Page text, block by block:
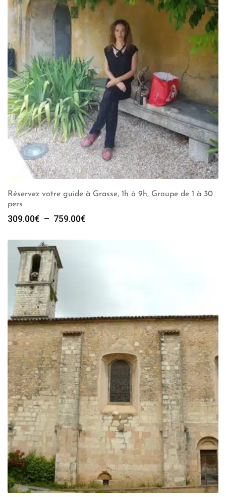
Réservez votre guide à Grasse, 1h à 9h, Groupe de 1 à 30
pers
309.00€ – 759.00€
prix :